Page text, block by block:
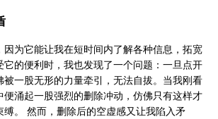
记
录
因为它能让我在短时间内了解各种信息，拓宽
它的便利时，我也发现了一个问题：一旦点开
被一股无形的力量牵引，无法自拔。当我刚看
便涌起一股强烈的删除冲动，仿佛只有这样才
。
然而，删除后的空虚感又让我陷入矛